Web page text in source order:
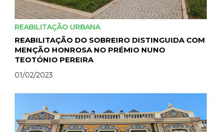
REABILITAÇÃO URBANA
REABILITAÇÃO DO SOBREIRO DISTINGUIDA COM
MENÇÃO HONROSA NO PRÉMIO NUNO
TEOTÓNIO PEREIRA
01/02/2023